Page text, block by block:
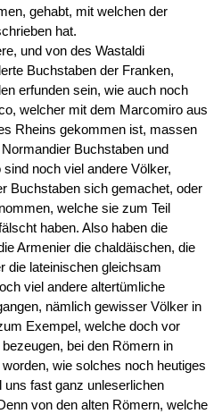
gehabt, mit welchen der
hat.
und von des Wastaldi
Buchstaben der Franken,
erfunden sein, wie auch noch
welcher mit dem Marcomiro aus
Rheins gekommen ist, massen
Buchstaben und
noch viel andere Völker,
Buchstaben sich gemachet, oder
welche sie zum Teil
haben. Also haben die
Armenier die chaldäischen, die
die lateinischen gleichsam
viel andere altertümliche
nämlich gewisser Völker in
Exempel, welche doch vor
bei den Römern in
wie solches noch heutiges
uns fast ganz unleserlichen
von den alten Römern, welche